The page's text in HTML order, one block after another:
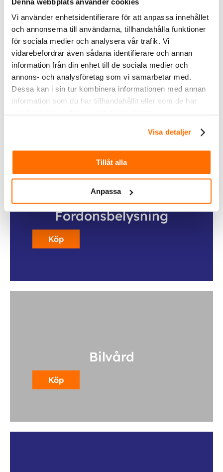
Vi använder enhetsidentifierare för att anpassa innehållet
och annonserna till användarna, tillhandahålla funktioner
för sociala medier och analysera vår trafik. Vi
vidarebefordrar även sådana identifierare och annan
information från din enhet till de sociala medier och
annons- och analysföretag som vi samarbetar med.
Dessa kan i sin tur kombinera informationen med annan
information som du har tillhandahållit eller som de har
Visa detaljer
Tillåt alla
Anpassa
Fordonsbelysning
Köp
Inom &
utomhusbelysning
Köp
Bilvård
Köp